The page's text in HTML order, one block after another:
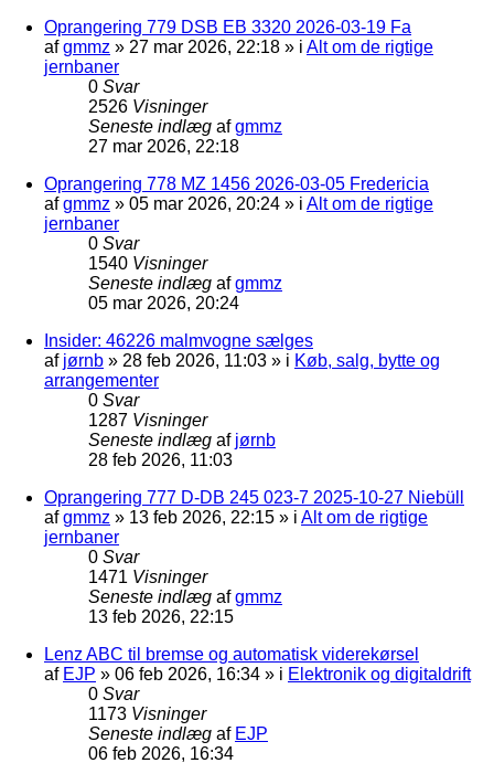
Oprangering 779 DSB EB 3320 2026-03-19 Fa
afgmmz » 27 mar 2026, 22:18 » i Alt om de rigtige
jernbaner
0 Svar
2526 Visninger
Seneste indlæg afgmmz
27 mar 2026, 22:18
Oprangering 778 MZ 1456 2026-03-05 Fredericia
afgmmz » 05 mar 2026, 20:24 » i Alt om de rigtige
jernbaner
0 Svar
1540 Visninger
Seneste indlæg afgmmz
05 mar 2026, 20:24
Insider: 46226 malmvogne sælges
af jørnb » 28 feb 2026, 11:03 » i Køb, salg, bytte og
arrangementer
0 Svar
1287 Visninger
Seneste indlæg af jørnb
28 feb 2026, 11:03
Oprangering 777 D-DB 245 023-7 2025-10-27 Niebüll
afgmmz » 13 feb 2026, 22:15 » i Alt om de rigtige
jernbaner
0 Svar
1471 Visninger
Seneste indlæg afgmmz
13 feb 2026, 22:15
Lenz ABC til bremse og automatisk viderekørsel
af EJP » 06 feb 2026, 16:34 » i Elektronik og digitaldrift
0 Svar
1173 Visninger
Seneste indlæg af EJP
06 feb 2026, 16:34